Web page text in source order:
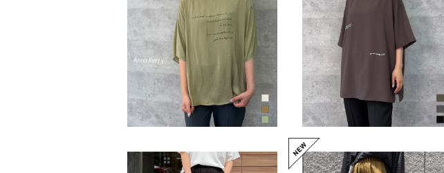
ビンテージサテントップス（N
O.85263716）
¥9,790
マルチロゴオーバートップス
（NO.27262707）
¥10,780